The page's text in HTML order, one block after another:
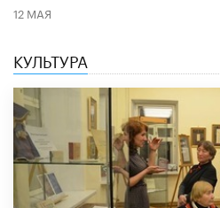
12 МАЯ
КУЛЬТУРА